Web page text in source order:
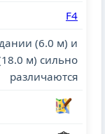
F4
(6.0 м) и
м) сильно
различаются